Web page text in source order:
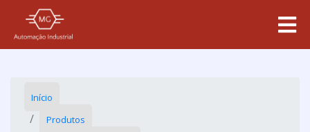
Início
Produtos